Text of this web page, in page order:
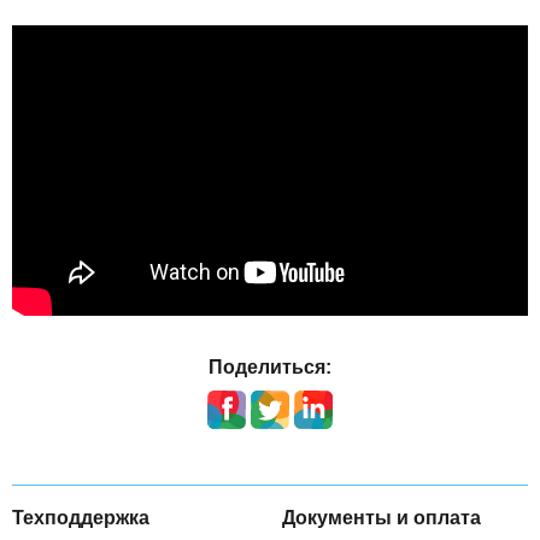
Поделиться:
Техподдержка
Документы и оплата